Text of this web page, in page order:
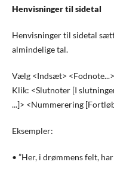
Henvisninger til sidetal
Henvisninger til sidetal
almindelige tal.
Vælg <Indsæt> <Fodnote...>
Klik: <Slutnoter [I
...]> <Nummerering
Eksempler:
• ”Her, i drømmens felt, har